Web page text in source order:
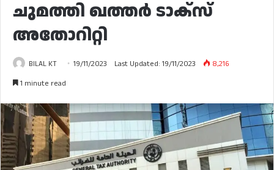
ചുമത്തി ഖത്തർ ടാക്‌സ്
അതോറിറ്റി
BILAL KT 19/11/2023 Last Updated: 19/11/2023
8,216
1 minute read